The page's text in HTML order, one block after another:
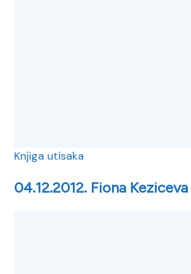
Knjiga utisaka
04.12.2012. Fiona Keziceva